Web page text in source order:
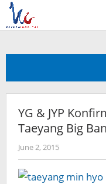
Skip
content
YG & JYP
Taeyang Big
June 2, 2015by
Koreanindo